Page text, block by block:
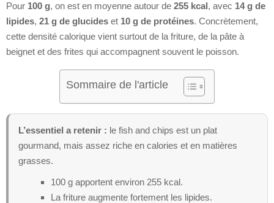
Pour 100 g, on est en moyenne autour de 255 kcal, avec 14 g de
lipides, 21 g de glucides et 10 g de protéines. Concrètement,
cette densité calorique vient surtout de la friture, de la pâte à
beignet et des frites qui accompagnent souvent le poisson.
Sommaire de l'article
L’essentiel a retenir : le fish and chips est un plat
gourmand, mais assez riche en calories et en matières
grasses.
100 g apportent environ 255 kcal.
La friture augmente fortement les lipides.